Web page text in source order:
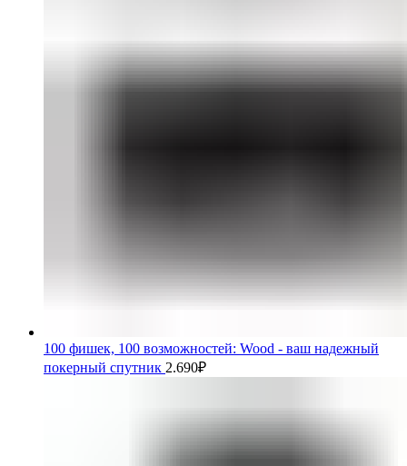
100 фишек, 100 возможностей: Wood - ваш надежный
покерный спутник 2.690₽